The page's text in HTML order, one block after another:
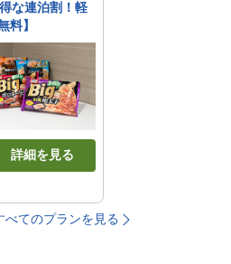
な連泊割！軽
料】
詳細を見る
べてのプランを見る